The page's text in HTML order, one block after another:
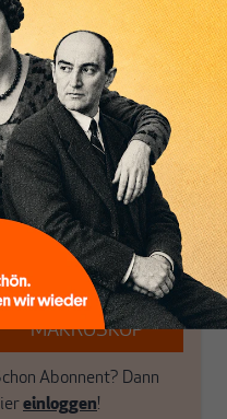
haben. Wir
Fenster und
frische Luft in die
und verstaubten
Sie auch frische
Dann folgen Sie
dem Button.
ABONNIEREN SIE
MAKROSKOP
Abonnent? Dann
einloggen!